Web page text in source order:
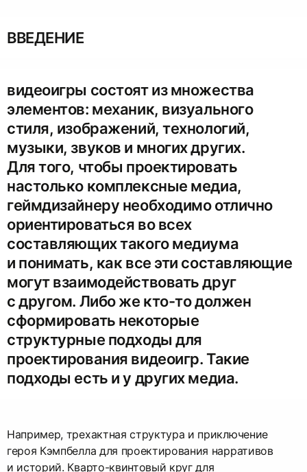
ВВЕДЕНИЕ
видеоигры состоят из множества
элементов: механик, визуального
стиля, изображений, технологий,
музыки, звуков и многих других.
Для того, чтобы проектировать
настолько комплексные медиа,
геймдизайнеру необходимо отлично
ориентироваться во всех
составляющих такого медиума
и понимать, как все эти составляющие
могут взаимодействовать друг
с другом. Либо же кто-то должен
сформировать некоторые
структурные подходы для
проектирования видеоигр. Такие
подходы есть и у других медиа.
Например, трехактная структура и приключение
героя Кэмпбелла для проектирования нарративов
и историй. Кварто-квинтовый круг для